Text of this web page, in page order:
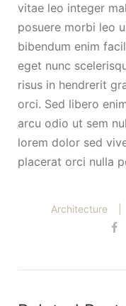
vitae leo integer
posuere morbi leo
bibendum enim
eget nunc
risus in hendrerit
orci. Sed libero
arcu odio ut sem
lorem dolor sed
placerat orci nulla
Architecture